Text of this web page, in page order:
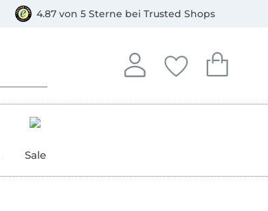
4.87 von 5 Sterne bei Trusted Shops
Anmelden
In deinem Konto
Deine
Du hast keine
Dein
Du hast
Sale